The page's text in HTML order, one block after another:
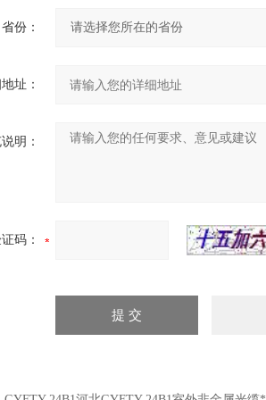
省份：
址：
明：
码：